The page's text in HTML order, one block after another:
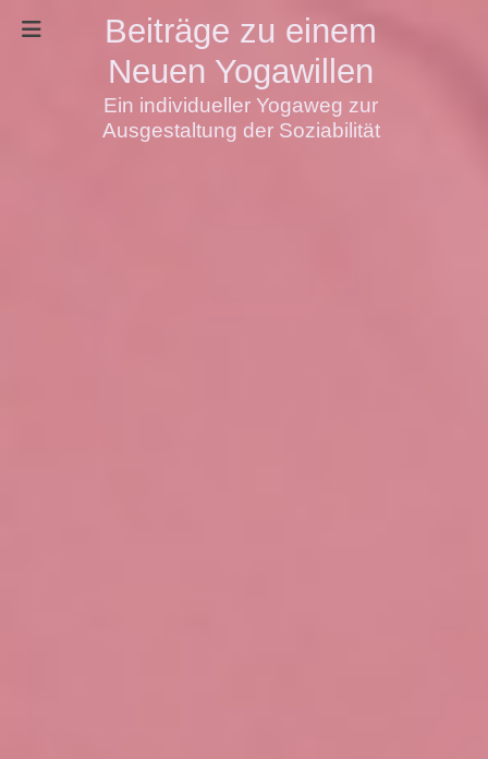
Beiträge zu einem
Neuen Yogawillen
Ein individueller Yogaweg zur
Ausgestaltung der Soziabilität